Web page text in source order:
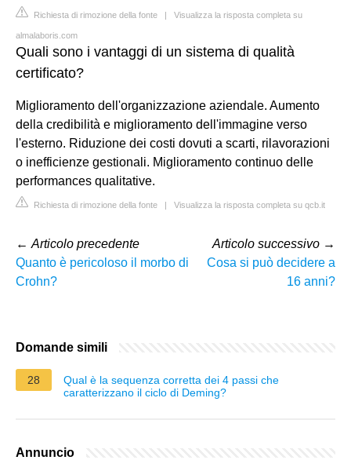
Richiesta di rimozione della fonte | Visualizza la risposta completa su
almalaboris.com
Quali sono i vantaggi di un sistema di qualità
certificato?
Miglioramento dell'organizzazione aziendale. Aumento
della credibilità e miglioramento dell'immagine verso
l'esterno. Riduzione dei costi dovuti a scarti, rilavorazioni
o inefficienze gestionali. Miglioramento continuo delle
performances qualitative.
Richiesta di rimozione della fonte | Visualizza la risposta completa su qcb.it
← Articolo precedente
Quanto è pericoloso il morbo di
Crohn?
Articolo successivo →
Cosa si può decidere a
16 anni?
Domande simili
28
Qual è la sequenza corretta dei 4 passi che
caratterizzano il ciclo di Deming?
Annuncio